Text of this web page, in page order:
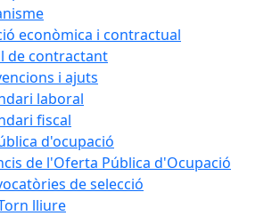
econòmica i contractual
de contractant
i ajuts
laboral
fiscal
d'ocupació
de l'Oferta Pública d'Ocupació
de selecció
lliure